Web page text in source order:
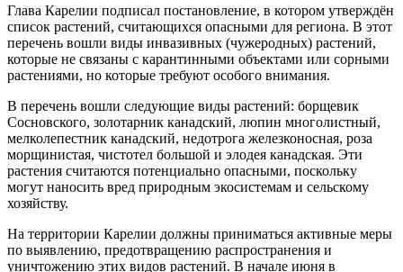
Глава Карелии подписал постановление, в котором утверждён
список растений, считающихся опасными для региона. В этот
перечень вошли виды инвазивных (чужеродных) растений,
которые не связаны с карантинными объектами или сорными
растениями, но которые требуют особого внимания.
В перечень вошли следующие виды растений: борщевик
Сосновского, золотарник канадский, люпин многолистный,
мелколепестник канадский, недотрога железконосная, роза
морщинистая, чистотел большой и элодея канадская. Эти
растения считаются потенциально опасными, поскольку
могут наносить вред природным экосистемам и сельскому
хозяйству.
На территории Карелии должны приниматься активные меры
по выявлению, предотвращению распространения и
уничтожению этих видов растений. В начале июня в